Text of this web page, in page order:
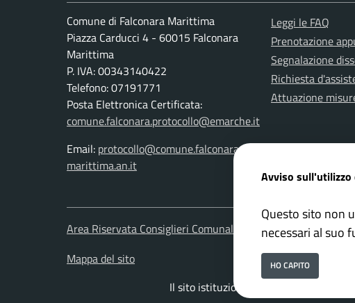
Comune di Falconara Marittima
Piazza Carducci 4 - 60015 Falconara
Marittima
P. IVA: 00343140422
Telefono: 07191771
Posta Elettronica Certificata:
comune.falconara.protocollo@emarche.it
Email: protocollo@comune.falconara-
marittima.an.it
Leggi le FAQ
Prenotazione
Segnalazione
Richiesta
Attuazione
Area Riservata Consiglieri Comunali Area Riservata
Mappa del sito
Il sito istituzionale del Comune di
Avviso sull'utilizzo
Questo sito non
necessari al suo
HO CAPITO